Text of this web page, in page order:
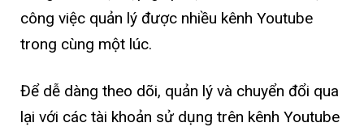
công việc quản lý được nhiều kênh Youtube
trong cùng một lúc.
Để dễ dàng theo dõi, quản lý và chuyển đổi qua
lại với các tài khoản sử dụng trên kênh Youtube